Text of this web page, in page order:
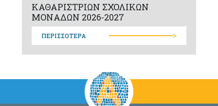
ΚΑΘΑΡΙΣΤΡΙΩΝ ΣΧΟΛΙΚΩΝ
ΜΟΝΑΔΩΝ 2026-2027
ΠΕΡΙΣΣΟΤΕΡΑ >